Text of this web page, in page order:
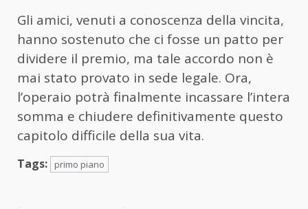
Gli amici, venuti a conoscenza della vincita,
hanno sostenuto che ci fosse un patto per
dividere il premio, ma tale accordo non è
mai stato provato in sede legale. Ora,
l’operaio potrà finalmente incassare l’intera
somma e chiudere definitivamente questo
capitolo difficile della sua vita.
Tags: primo piano